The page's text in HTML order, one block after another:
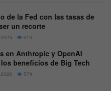
de la Fed con las tasas de
un recorte
613
en Anthropic y OpenAI
beneficios de Big Tech
579